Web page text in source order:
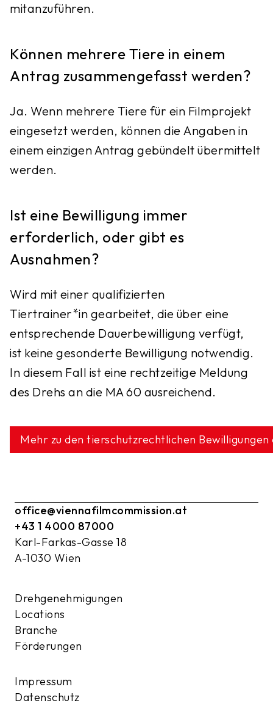
mitanzuführen.
Können mehrere Tiere in einem
Antrag zusammengefasst werden?
Ja. Wenn mehrere Tiere für ein Filmprojekt
eingesetzt werden, können die Angaben in
einem einzigen Antrag gebündelt übermittelt
werden.
Ist eine Bewilligung immer
erforderlich, oder gibt es
Ausnahmen?
Wird mit einer qualifizierten
Tiertrainer*in gearbeitet, die über eine
entsprechende Dauerbewilligung verfügt,
ist keine gesonderte Bewilligung notwendig.
In diesem Fall ist eine rechtzeitige Meldung
des Drehs an die MA 60 ausreichend.
Mehr zu den tierschutzrechtlichen
office@viennafilmcommission.at
+43 1 4000 87000
Karl-Farkas-Gasse 18
A-1030 Wien
Drehgenehmigungen
Locations
Branche
Förderungen
Impressum
Datenschutz